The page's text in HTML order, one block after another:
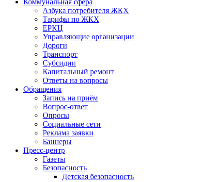
Коммунальная сфера
Азбука потребителя ЖКХ
Тарифы по ЖКХ
ЕРКЦ
Управляющие организации
Дороги
Транспорт
Субсидии
Капитальный ремонт
Ответы на вопросы
Обращения
Запись на приём
Вопрос-ответ
Опросы
Социальные сети
Реклама заявки
Баннеры
Пресс-центр
Газеты
Безопасность
Детская безопасность